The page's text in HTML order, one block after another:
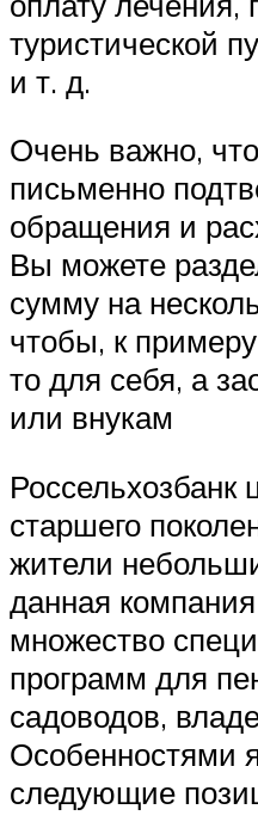
туристической
и т. д.
Очень важно,
письменно
обращения и
Вы можете
сумму на
чтобы, к
то для себя, а
или внукам
Россельхозбанк
старшего
жители
данная
множество
программ для
садоводов,
Особенностями
следующие